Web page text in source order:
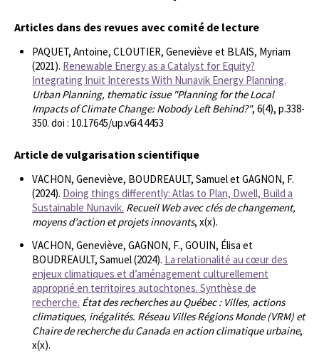
Articles dans des revues avec comité de lecture
PAQUET, Antoine, CLOUTIER, Geneviève et BLAIS, Myriam
(2021). Renewable Energy as a Catalyst for Equity?
Integrating Inuit Interests With Nunavik Energy Planning.
Urban Planning, thematic issue "Planning for the Local
Impacts of Climate Change: Nobody Left Behind?", 6(4), p.338-
350. doi : 10.17645/up.v6i4.4453
Article de vulgarisation scientifique
VACHON, Geneviève, BOUDREAULT, Samuel et GAGNON, F.
(2024). Doing things differently: Atlas to Plan, Dwell, Build a
Sustainable Nunavik. Recueil Web avec clés de changement,
moyens d’action et projets innovants, x(x).
VACHON, Geneviève, GAGNON, F., GOUIN, Élisa et
BOUDREAULT, Samuel (2024). La relationalité au cœur des
enjeux climatiques et d’aménagement culturellement
approprié en territoires autochtones. Synthèse de
recherche. État des recherches au Québec : Villes, actions
climatiques, inégalités. Réseau Villes Régions Monde (VRM) et
Chaire de recherche du Canada en action climatique urbaine,
x(x).